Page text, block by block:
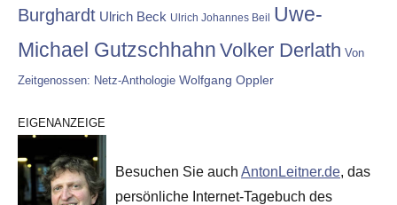
Burghardt Ulrich Beck Ulrich Johannes Beil Uwe-
Michael Gutzschhahn Volker Derlath Von
Zeitgenossen: Netz-Anthologie Wolfgang Oppler
EIGENANZEIGE
Besuchen Sie auch AntonLeitner.de, das
persönliche Internet-Tagebuch des